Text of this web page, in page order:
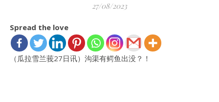
27/08/2023
Spread the love
（瓜拉雪兰莪27日讯）沟渠有鳄鱼出没？！